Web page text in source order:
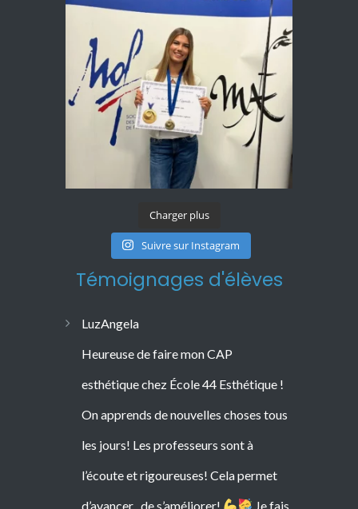
Charger plus
Suivre sur Instagram
Témoignages d'élèves
LuzAngela
Heureuse de faire mon CAP
esthétique chez École 44 Esthétique !
On apprends de nouvelles choses tous
les jours! Les professeurs sont à
l’écoute et rigoureuses! Cela permet
d’avancer , de s’améliorer!
Je fais